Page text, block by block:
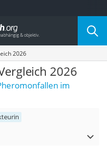
2026
2026
im